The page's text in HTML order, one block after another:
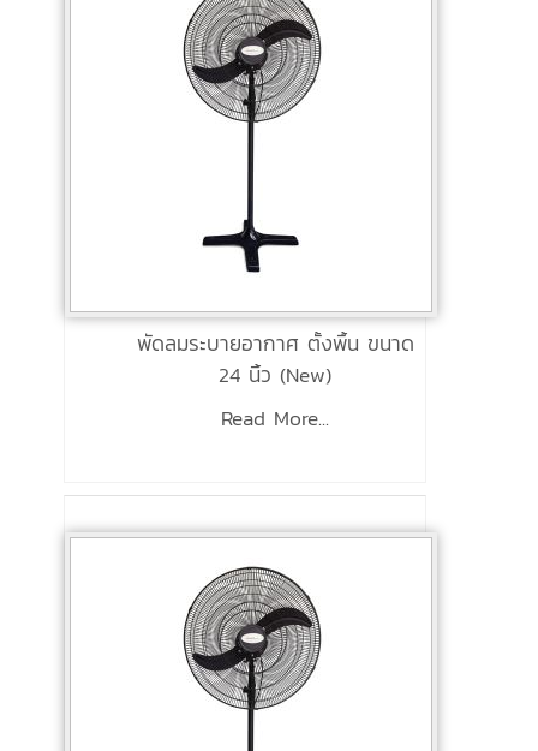
พัดลมระบายอากาศ ตั้งพื้น ขนาด
24 นิ้ว (New)
Read More...